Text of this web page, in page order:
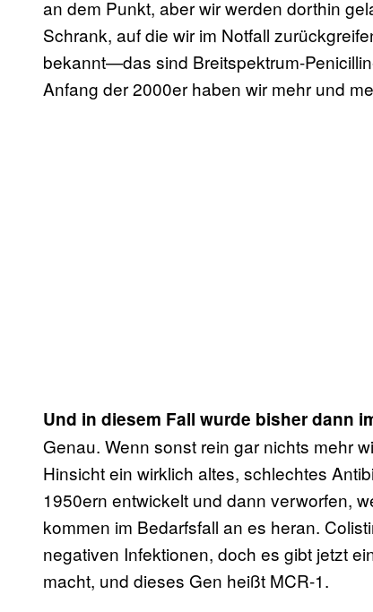
an dem Punkt, aber wir werden dorthin
Schrank, auf die wir im Notfall
bekannt—das sind Breitspektrum-
Anfang der 2000er haben wir mehr und
Und in diesem Fall wurde bisher dann
Genau. Wenn sonst rein gar nichts mehr
Hinsicht ein wirklich altes, schlechtes
1950ern entwickelt und dann verworfen,
kommen im Bedarfsfall an es heran.
negativen Infektionen, doch es gibt jetzt
macht, und dieses Gen heißt MCR-1.